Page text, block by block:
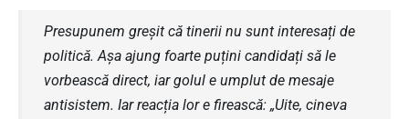
Presupunem greșit că tinerii nu sunt interesați de
politică. Așa ajung foarte puțini candidați să le
vorbească direct, iar golul e umplut de mesaje
antisistem. Iar reacția lor e firească: „Uite, cineva